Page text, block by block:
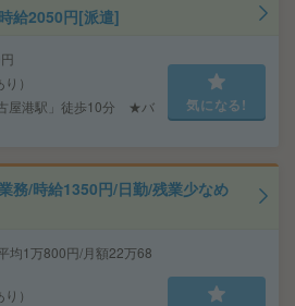
給2050円[派遣]
）
屋港駅」徒歩10分 ★バ
気になる!
務/時給1350円/日勤/残業少なめ
1万800円/月額22万68
）